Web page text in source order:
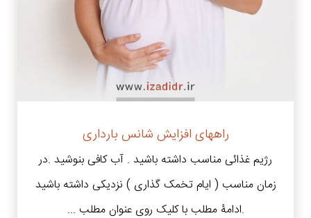
راههای افزایش شانس بارداری
رژیم غذائی مناسب داشته باشید . آب کافی بنوشید .در
زمان مناسب ( ایام تخمک گذاری ) نزدیکی داشته باشید
.ادامۀ مطلب با کلیک روی عنوان مطلب ...